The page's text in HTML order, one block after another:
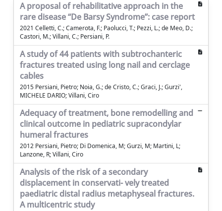
A proposal of rehabilitative approach in the
rare disease “De Barsy Syndrome”: case report
2021 Celletti, C.; Camerota, F.; Paolucci, T.; Pezzi, L.; de Meo, D.;
Castori, M.; Villani, C.; Persiani, P.
A study of 44 patients with subtrochanteric
fractures treated using long nail and cerclage
cables
2015 Persiani, Pietro; Noia, G.; de Cristo, C.; Graci, J.; Gurzi',
MICHELE DARIO; Villani, Ciro
Adequacy of treatment, bone remodelling and
clinical outcome in pediatric supracondylar
humeral fractures
2012 Persiani, Pietro; Di Domenica, M; Gurzi, M; Martini, L;
Lanzone, R; Villani, Ciro
Analysis of the risk of a secondary
displacement in conservati- vely treated
paediatric distal radius metaphyseal fractures.
A multicentric study